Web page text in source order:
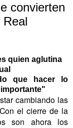
convierten
Real
quien aglutina
que hacer lo
cambiando las
el cierre de la
son ahora los